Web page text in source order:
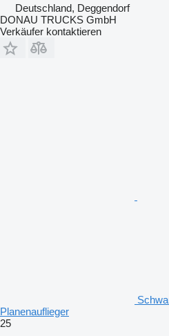
Deutschland, Deggendorf
DONAU TRUCKS GmbH
Verkäufer kontaktieren
Planenauflieger
25